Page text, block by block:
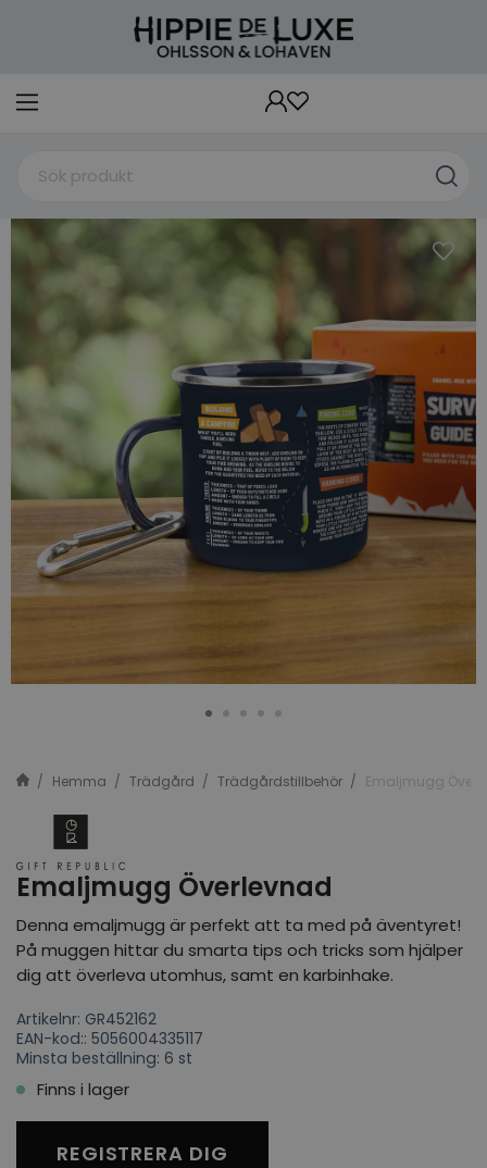
Hemma Trädgård Trädgårdstillbehör Emaljmugg
Emaljmugg Överlevnad
Denna emaljmugg är perfekt att ta med på äventyret!
På muggen hittar du smarta tips och tricks som hjälper
dig att överleva utomhus, samt en karbinhake.
Artikelnr: GR452162
EAN-kod:: 5056004335117
Minsta beställning: 6 st
Finns i lager
REGISTRERA DIG